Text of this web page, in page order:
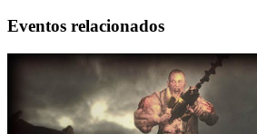
Eventos relacionados